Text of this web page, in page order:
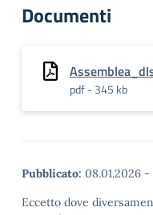
Documenti
pdf - 345 kb
Pubblicato: 08.01.2026 -
Eccetto dove